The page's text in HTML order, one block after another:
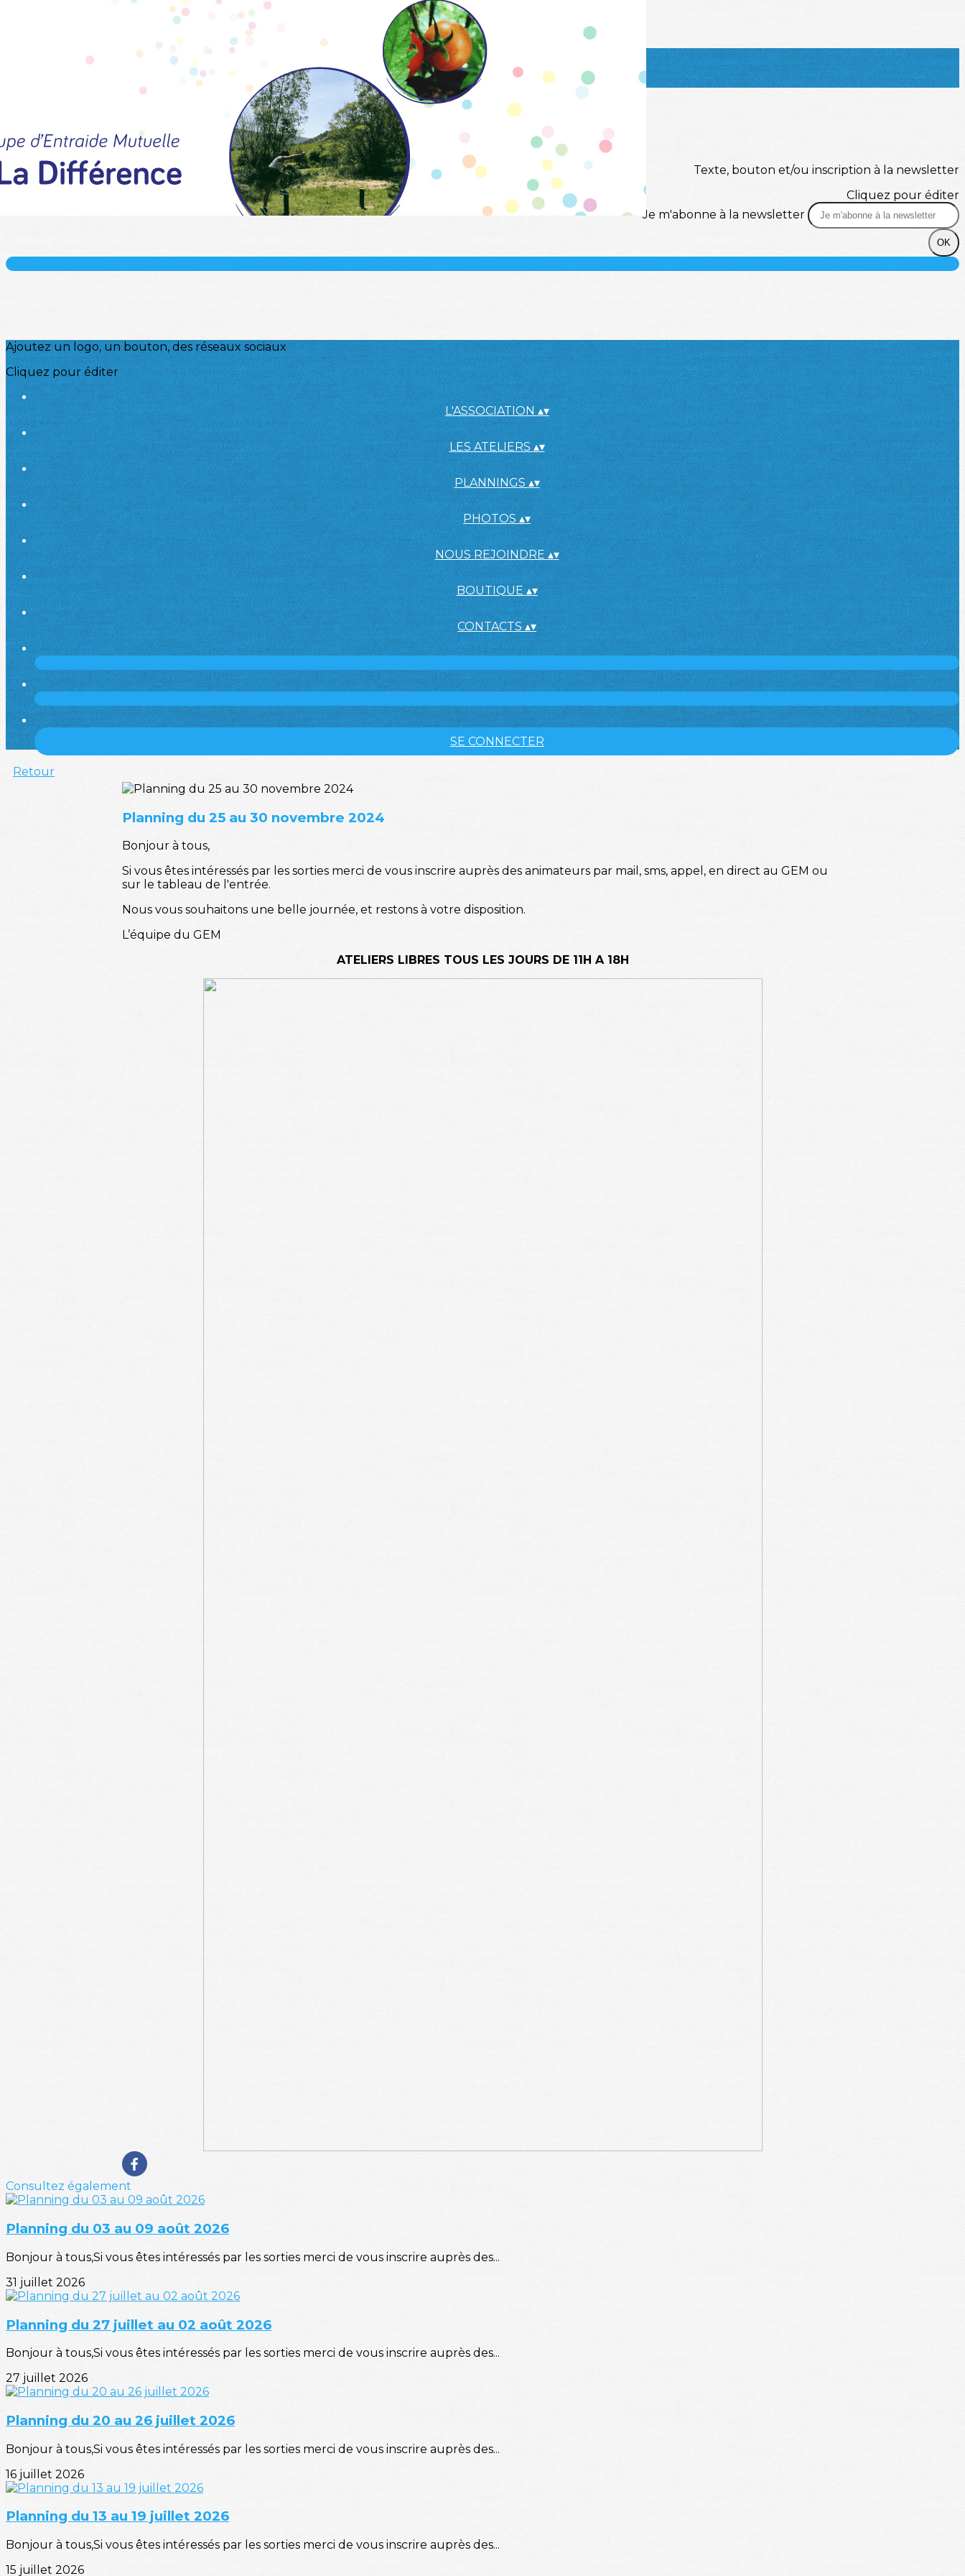
Exporter les lignes sélectionnées
Exporter toutes les colonnes
Exporter uniquement les colonnes affichées
Cliquez pour éditer
Texte, bouton et/ou inscription à la newsletter
Cliquez pour éditer
Je m'abonne à la newsletter
OK
Ajoutez un logo, un bouton, des réseaux sociaux
Cliquez pour éditer
L'ASSOCIATION▴▾
LES ATELIERS▴▾
PLANNINGS▴▾
PHOTOS▴▾
NOUS REJOINDRE▴▾
BOUTIQUE▴▾
CONTACTS▴▾
SE CONNECTER
Retour
Planning du 25 au 30 novembre 2024
Bonjour à tous,
Si vous êtes intéressés par les sorties merci de vous inscrire auprès des animateurs par mail, sms, appel, en direct au GEM ou
sur le tableau de l'entrée.
Nous vous souhaitons une belle journée, et restons à votre disposition.
L’équipe du GEM
ATELIERS LIBRES TOUS LES JOURS DE 11H A 18H
Consultez également
Planning du 03 au 09 août 2026
Bonjour à tous,Si vous êtes intéressés par les sorties merci de vous inscrire auprès des...
31 juillet 2026
Planning du 27 juillet au 02 août 2026
Bonjour à tous,Si vous êtes intéressés par les sorties merci de vous inscrire auprès des...
27 juillet 2026
Planning du 20 au 26 juillet 2026
Bonjour à tous,Si vous êtes intéressés par les sorties merci de vous inscrire auprès des...
16 juillet 2026
Planning du 13 au 19 juillet 2026
Bonjour à tous,Si vous êtes intéressés par les sorties merci de vous inscrire auprès des...
15 juillet 2026